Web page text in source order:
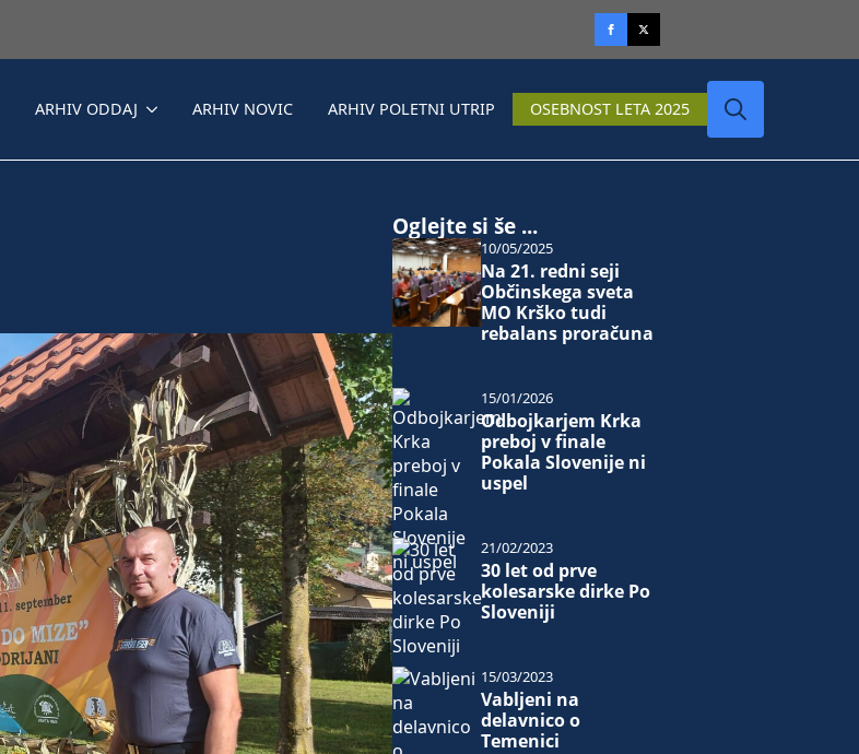
ARHIV ODDAJ ARHIV NOVIC ARHIV POLETNI UTRIP OSEBNOST LETA 2025
Oglejte si še ...
Na 21. redni seji
Občinskega sveta
MO Krško tudi
rebalans proračuna
10/05/2025
Odbojkarjem Krka
preboj v finale
Pokala Slovenije ni
uspel
15/01/2026
30 let od prve
kolesarske dirke Po
Sloveniji
21/02/2023
Vabljeni na
delavnico o
Temenici
15/03/2023